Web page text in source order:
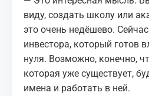
виду, создать школу или
это очень недёшево.
инвестора, который готов
нуля. Возможно, конечно,
которая уже существует,
имена и работать в ней.